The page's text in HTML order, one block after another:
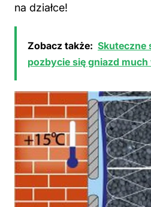
na działce!
Zobacz także: Skuteczne
pozbycie się gniazd